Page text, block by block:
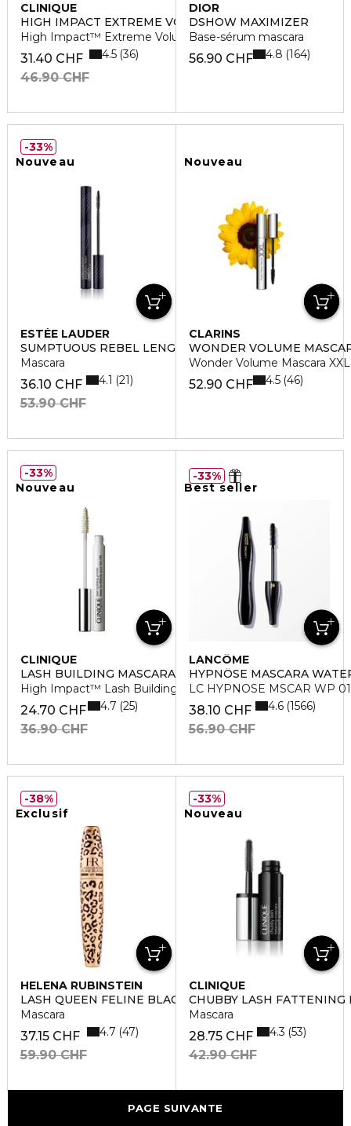
CLINIQUE
HIGH IMPACT EXTREME VOLUME MAS
High Impact™ Extreme Volume Mascara
31.40 CHF
46.90 CHF
4.5 36
DIOR
DSHOW MAXIMIZER
Base-sérum mascara
56.90 CHF 4.8 164
Nouveau
ESTÉE LAUDER
SUMPTUOUS REBEL LENGTH + LIFT
Mascara
36.10 CHF
53.90 CHF
4.1 21
33%
Nouveau
CLARINS
WONDER VOLUME
Wonder Volume Mascara XXL
52.90 CHF 4.5 46
Nouveau
CLINIQUE
LASH BUILDING MASCARA
High Impact™ Lash Building Primer
24.70 CHF
36.90 CHF
4.7 25
33%
Best seller
LANCÔME
HYPNÔSE MASCARA
LC HYPNOSE MSCAR WP
38.10 CHF
56.90 CHF
4.6 1566
33%
Exclusif
HELENA RUBINSTEIN
LASH QUEEN FELINE BLACKS WATER
Mascara
37.15 CHF
59.90 CHF
4.7 47
38%
Nouveau
CLINIQUE
CHUBBY LASH FATTENING
Mascara
28.75 CHF
42.90 CHF
4.3 53
33%
PAGE SUIVANTE